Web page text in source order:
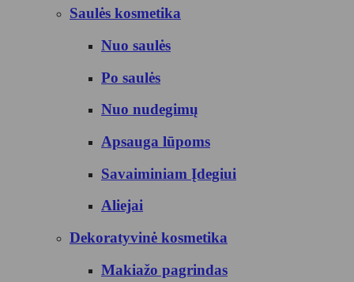
Saulės kosmetika
Nuo saulės
Po saulės
Nuo nudegimų
Apsauga lūpoms
Savaiminiam Įdegiui
Aliejai
Dekoratyvinė kosmetika
Makiažo pagrindas